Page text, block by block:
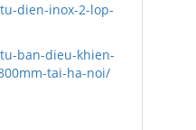
dien-inox-2-lop-
ban-dieu-khien-
tai-ha-noi/